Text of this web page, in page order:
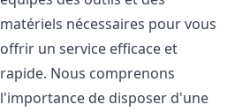
matériels nécessaires pour vous
offrir un service efficace et
rapide. Nous comprenons
l'importance de disposer d'une